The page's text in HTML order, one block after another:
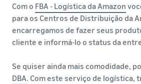
Com o FBA - Logística da Amazon
para os Centros de Distribuição da
encarregamos de fazer seus
cliente e informá-lo o status da
Se quiser ainda mais comodidade,
DBA. Com este serviço de logística,